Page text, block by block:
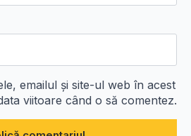
emailul și site-ul web în acest
viitoare când o să comentez.